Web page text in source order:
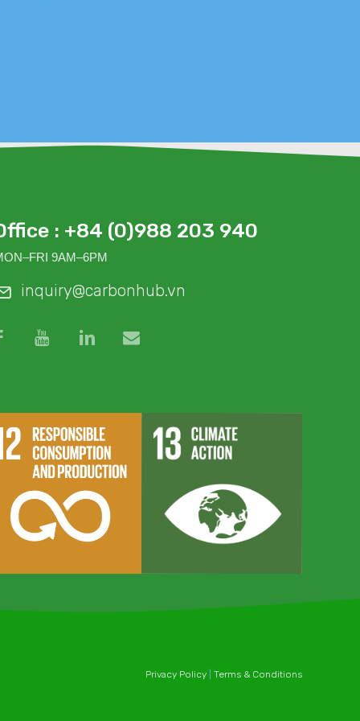
: +84 (0)988 203 940
9AM–6PM
inquiry@carbonhub.vn
Privacy Policy| Terms & Conditions